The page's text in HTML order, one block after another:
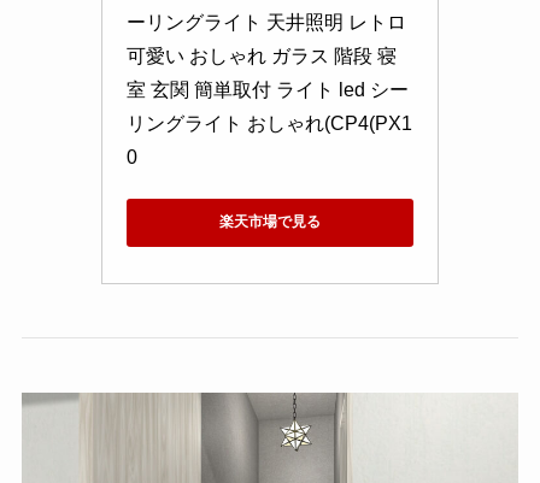
ーリングライト 天井照明 レトロ
可愛い おしゃれ ガラス 階段 寝
室 玄関 簡単取付 ライト led シー
リングライト おしゃれ(CP4(PX1
0
楽天市場で見る